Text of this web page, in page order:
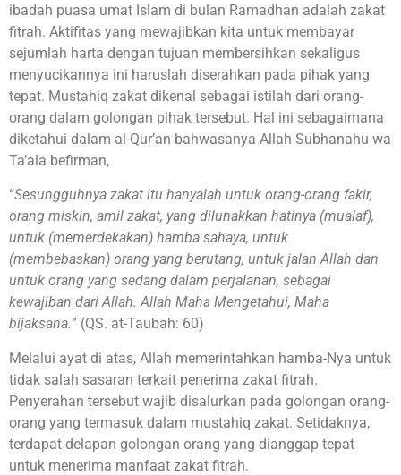
ibadah puasa umat Islam di bulan Ramadhan adalah zakat
fitrah. Aktifitas yang mewajibkan kita untuk membayar
sejumlah harta dengan tujuan membersihkan sekaligus
menyucikannya ini haruslah diserahkan pada pihak yang
tepat. Mustahiq zakat dikenal sebagai istilah dari orang-
orang dalam golongan pihak tersebut. Hal ini sebagaimana
diketahui dalam al-Qur’an bahwasanya Allah Subhanahu wa
Ta’ala befirman,
“Sesungguhnya zakat itu hanyalah untuk orang-orang fakir,
orang miskin, amil zakat, yang dilunakkan hatinya (mualaf),
untuk (memerdekakan) hamba sahaya, untuk
(membebaskan) orang yang berutang, untuk jalan Allah dan
untuk orang yang sedang dalam perjalanan, sebagai
kewajiban dari Allah. Allah Maha Mengetahui, Maha
bijaksana.” (QS. at-Taubah: 60)
Melalui ayat di atas, Allah memerintahkan hamba-Nya untuk
tidak salah sasaran terkait penerima zakat fitrah.
Penyerahan tersebut wajib disalurkan pada golongan orang-
orang yang termasuk dalam mustahiq zakat. Setidaknya,
terdapat delapan golongan orang yang dianggap tepat
untuk menerima manfaat zakat fitrah.